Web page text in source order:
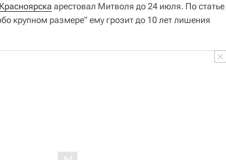
Красноярска арестовал Митволя до 24 июля. По статье
крупном размере" ему грозит до 10 лет лишения